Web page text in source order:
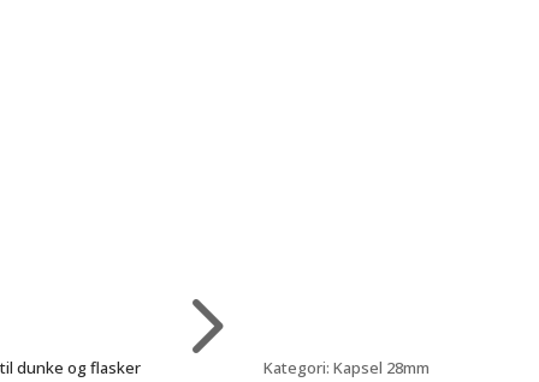
dunke og flasker 5 Kategori: Kapsel 28mm